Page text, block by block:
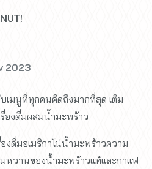
2023
เมนูที่ทุกคนคิดถึงมากที่สุด เติม
องดื่มผสมน้ำมะพร้าว
งดื่มอเมริกาโน่น้ำมะพร้าวความ
วานของน้ำมะพร้าวแท้เเละกาแฟ